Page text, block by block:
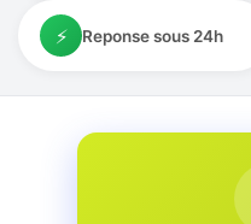
⚡ Reponse sous 24h